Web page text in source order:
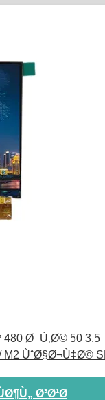
* 480 Ø¯Ù‚Ø© 50
M2 ÙˆØ§Ø¬Ù‡Ø©
Ø³Ø¹Ø±